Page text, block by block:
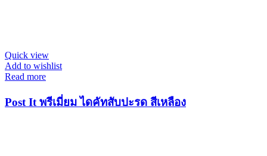
Quick view
Add to wishlist
Read more
Post It พรีเมี่ยม ไดคัทสับปะรด สีเหลือง